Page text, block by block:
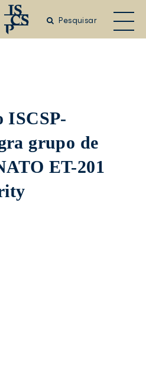
Pesquisar
ISCSP-
grupo de
ET-201